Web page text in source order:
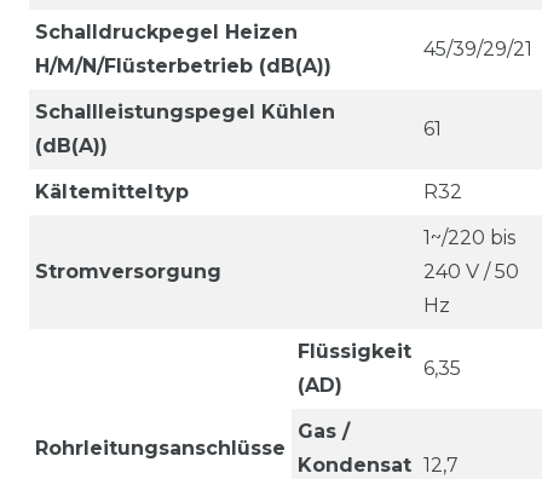
Schalldruckpegel Heizen
H/M/N/Flüsterbetrieb (dB(A))
45/39/29/21
Schallleistungspegel Kühlen
(dB(A))
61
Kältemitteltyp R32
Stromversorgung
1~/220 bis
240 V / 50
Hz
Rohrleitungsanschlüsse
Flüssigkeit
(AD)
6,35
Gas /
Kondensat 12,7